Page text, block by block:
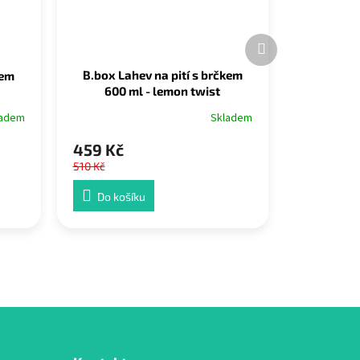
B.box Lahev na pití s brčkem
600 ml - lemon twist
Skladem
459 Kč
510 Kč
Do košíku
Další
produkt